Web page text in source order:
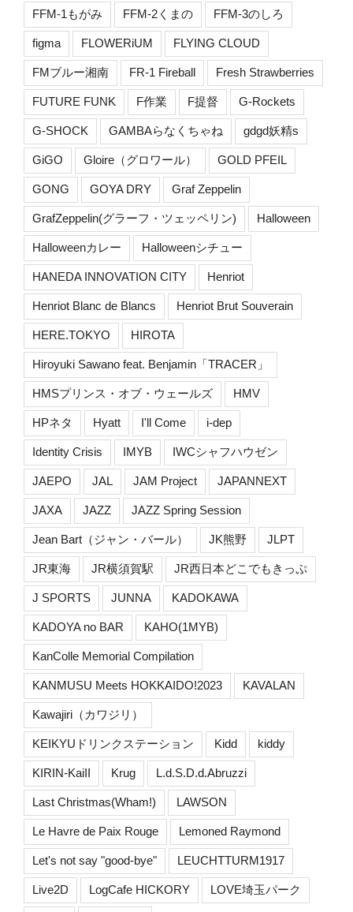
FFM-1もがみ FFM-2くまの FFM-3のしろ
figma FLOWERiUM FLYING CLOUD
FMブルー湘南 FR-1 Fireball Fresh Strawberries
FUTURE FUNK F作業 F提督 G-Rockets
G-SHOCK GAMBAらなくちゃね gdgd妖精s
GiGO Gloire（グロワール） GOLD PFEIL
GONG GOYA DRY Graf Zeppelin
GrafZeppelin(グラーフ・ツェッペリン) Halloween
Halloweenカレー Halloweenシチュー
HANEDA INNOVATION CITY Henriot
Henriot Blanc de Blancs Henriot Brut Souverain
HERE.TOKYO HIROTA
Hiroyuki Sawano feat. Benjamin「TRACER」
HMSプリンス・オブ・ウェールズ HMV
HPネタ Hyatt I'll Come i-dep
Identity Crisis IMYB IWCシャフハウゼン
JAEPO JAL JAM Project JAPANNEXT
JAXA JAZZ JAZZ Spring Session
Jean Bart（ジャン・バール） JK熊野 JLPT
JR東海 JR横須賀駅 JR西日本どこでもきっぷ
J SPORTS JUNNA KADOKAWA
KADOYA no BAR KAHO(1MYB)
KanColle Memorial Compilation
KANMUSU Meets HOKKAIDO!2023 KAVALAN
Kawajiri（カワジリ）
KEIKYUドリンクステーション Kidd kiddy
KIRIN-KaiII Krug L.d.S.D.d.Abruzzi
Last Christmas(Wham!) LAWSON
Le Havre de Paix Rouge Lemoned Raymond
Let's not say "good-bye" LEUCHTTURM1917
Live2D LogCafe HICKORY LOVE埼玉パーク